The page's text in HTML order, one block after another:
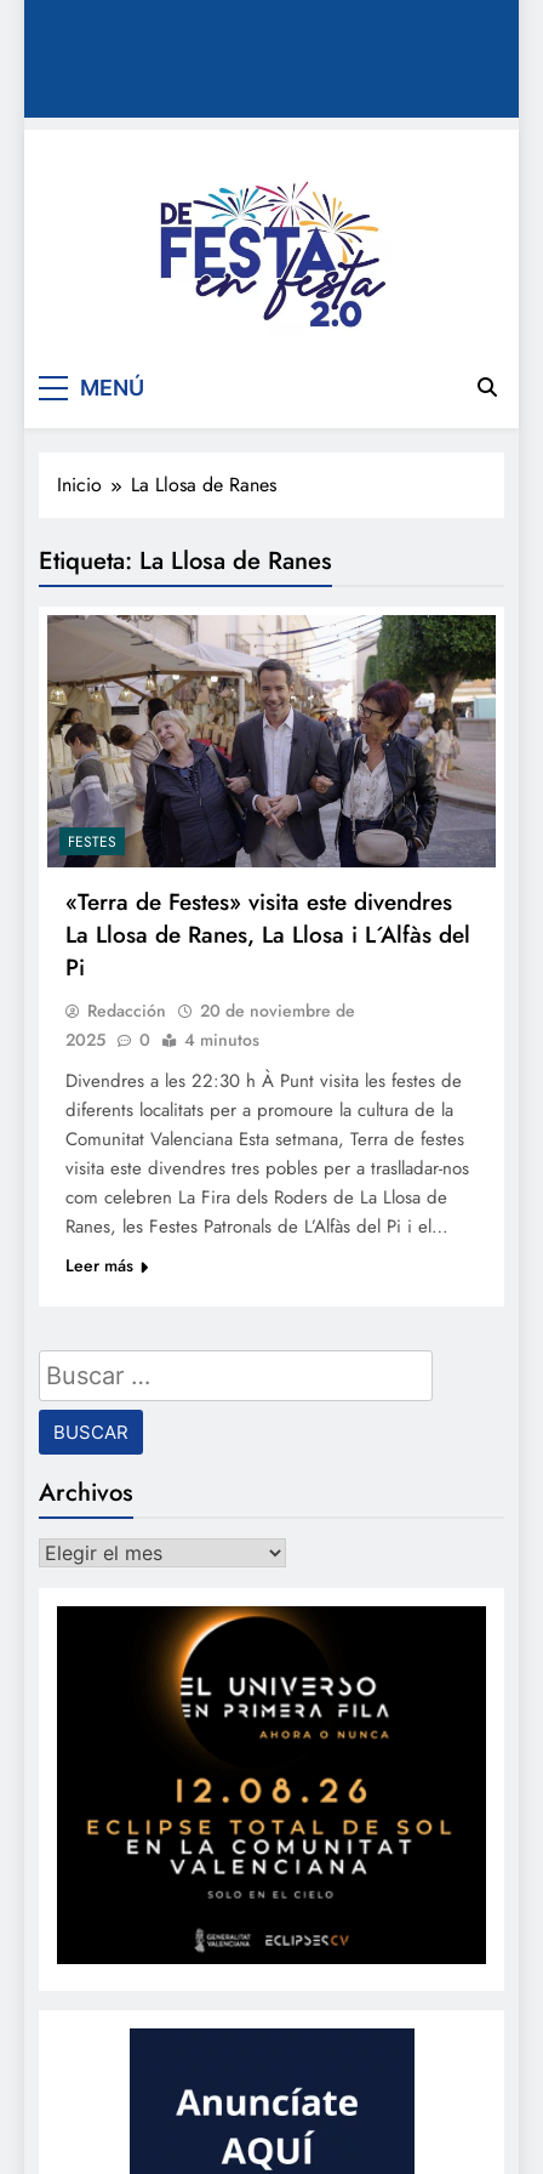
De festa en festa 2.0
MENÚ
Inicio La Llosa de Ranes
Etiqueta: La Llosa de Ranes
FESTES
«Terra de Festes» visita este divendres
La Llosa de Ranes, La Llosa i L´Alfàs del
Pi
Redacción
20 de noviembre de
2025
0 4 minutos
Divendres a les 22:30 h À Punt visita les festes de
diferents localitats per a promoure la cultura de la
Comunitat Valenciana Esta setmana, Terra de festes
visita este divendres tres pobles per a traslladar-nos
com celebren La Fira dels Roders de La Llosa de
Ranes, les Festes Patronals de L’Alfàs del Pi i el…
Leer más
Buscar:
Archivos
Archivos